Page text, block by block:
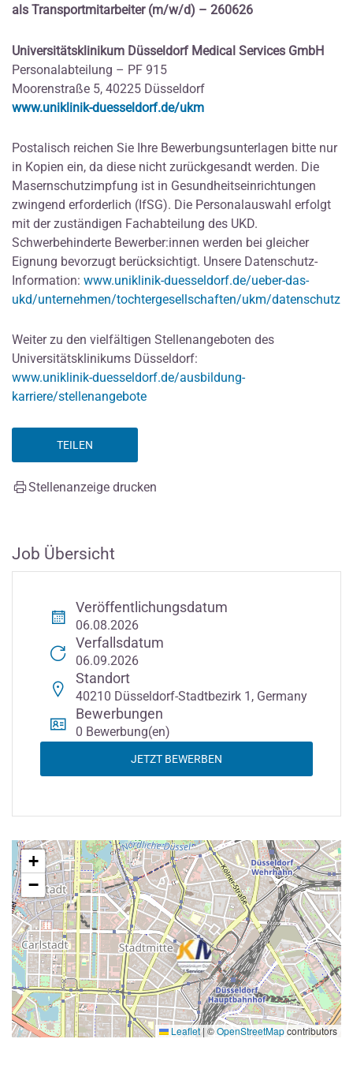
als Transportmitarbeiter (m/w/d) – 260626
Universitätsklinikum Düsseldorf Medical Services GmbH
Personalabteilung – PF 915
Moorenstraße 5, 40225 Düsseldorf
www.uniklinik-duesseldorf.de/ukm
Postalisch reichen Sie Ihre Bewerbungsunterlagen bitte nur
in Kopien ein, da diese nicht zurückgesandt werden. Die
Masernschutzimpfung ist in Gesundheitseinrichtungen
zwingend erforderlich (IfSG). Die Personalauswahl erfolgt
mit der zuständigen Fachabteilung des UKD.
Schwerbehinderte Bewerber:innen werden bei gleicher
Eignung bevorzugt berücksichtigt. Unsere Datenschutz-
Information: www.uniklinik-duesseldorf.de/ueber-das-
ukd/unternehmen/tochtergesellschaften/ukm/datenschutz
Weiter zu den vielfältigen Stellenangeboten des
Universitätsklinikums Düsseldorf:
www.uniklinik-duesseldorf.de/ausbildung-
karriere/stellenangebote
TEILEN
Stellenanzeige drucken
Job Übersicht
Veröffentlichungsdatum
06.08.2026
Verfallsdatum
06.09.2026
Standort
40210 Düsseldorf-Stadtbezirk 1, Germany
Bewerbungen
0 Bewerbung(en)
JETZT BEWERBEN
+
−
Leaflet |©OpenStreetMapcontributors